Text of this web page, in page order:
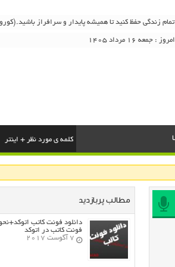
تمام زندگی حفظ کنید تا همیشه پایدار و سرافراز
۱۶ مرداد ۱۴۰۵
مطالب پربازدید
دانلود فونت کاتب
فونت کاتب در اتوکد
7 آگوست 2017